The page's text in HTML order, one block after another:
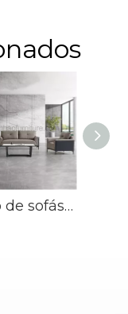
Juego de sofás Boss de cuero de lujo para sala de oficina ejecutiva grande